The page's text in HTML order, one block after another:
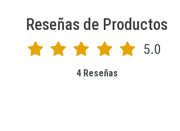
Reseñas de Productos
5.0
4 Reseñas